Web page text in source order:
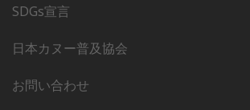
SDGs宣言
日本カヌー普及協会
お問い合わせ